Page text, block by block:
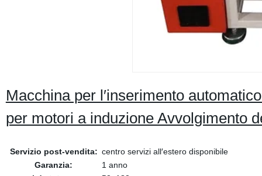
Macchina per l′inserimento
per motori a induzione Avvolgimento
Servizio post-vendita: centro servizi all′estero disponibile
Garanzia:
1 anno